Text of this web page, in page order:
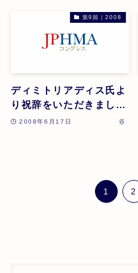
第9回｜2008
ディミトリアディス氏よ
り祝辞をいただきまし
た。
2008年6月17日 谷
1 2